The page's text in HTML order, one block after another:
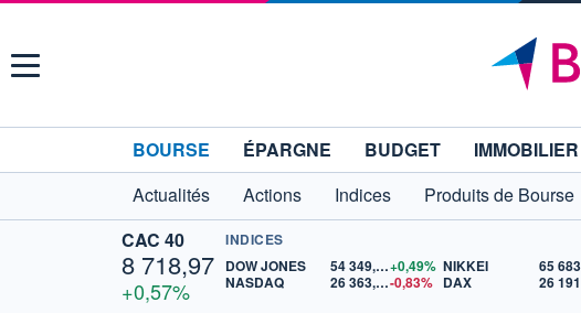
Menu
BOURSE ÉPARGNE BUDGET IMMOBILIER
Actualités
Actions Indices Produits de Bourse
CAC 40
8 718,97
+0,57%
INDICES
DOW JONES
54 349,12+0,49%
NASDAQ
26 363,44-0,83%
NIKKEI
DAX